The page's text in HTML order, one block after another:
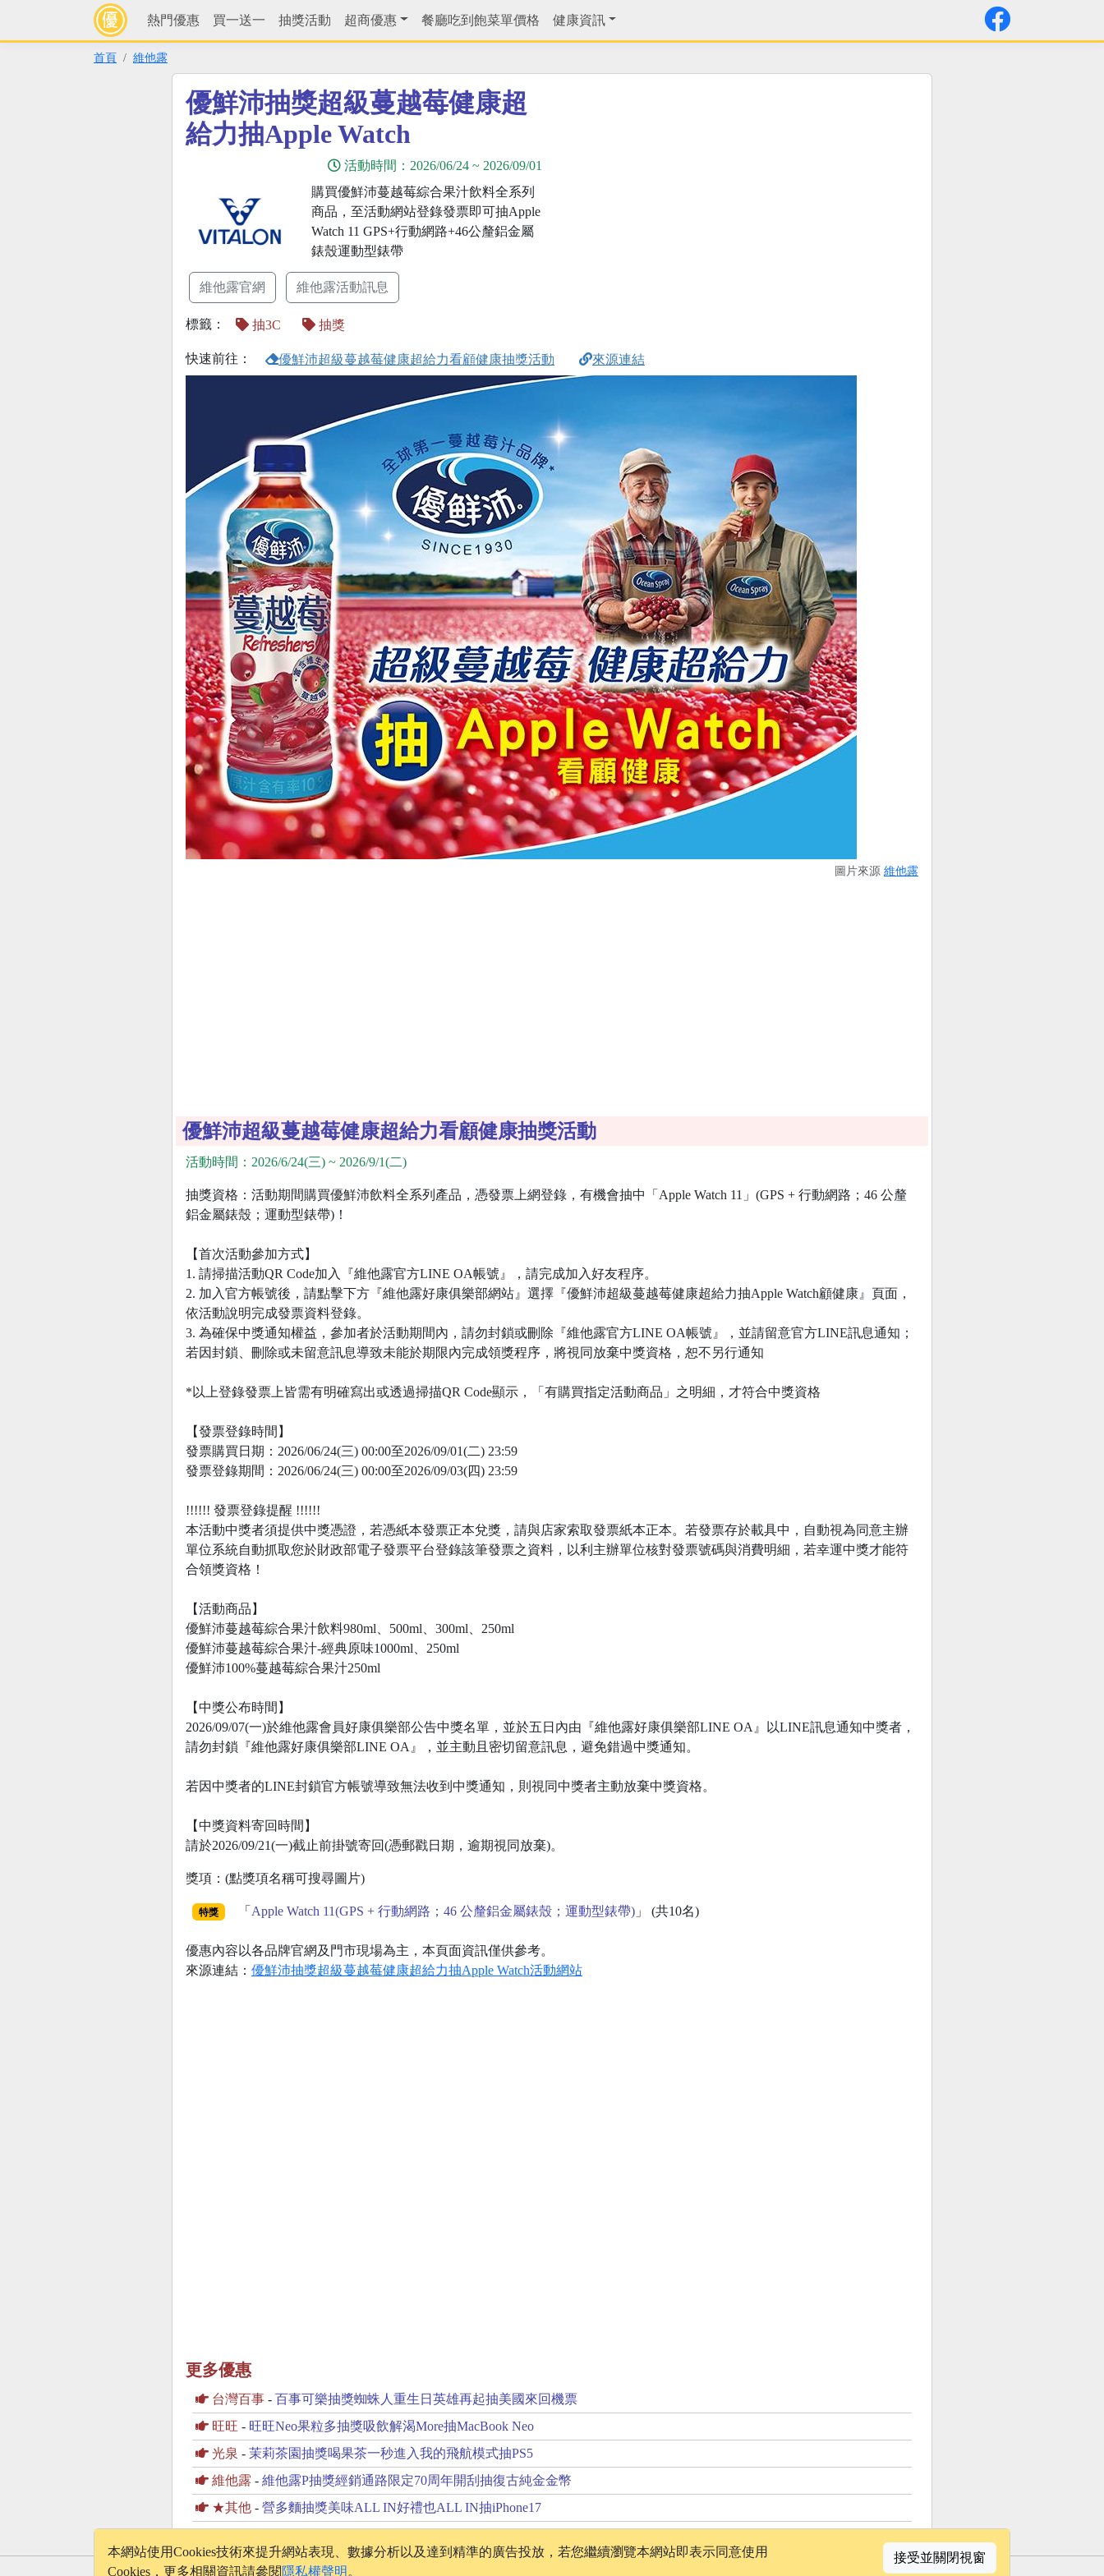
熱門優惠 買一送一 抽獎活動 超商優惠 餐廳吃到飽菜單價格 健康資訊
首頁 維他露
優鮮沛抽獎超級蔓越莓健康超
給力抽Apple Watch
活動時間： 2026/06/24 ~ 2026/09/01
購買優鮮沛蔓越莓綜合果汁飲料全系列
商品，至活動網站登錄發票即可抽Apple
Watch 11 GPS+行動網路+46公釐鋁金屬
錶殼運動型錶帶
維他露官網 維他露活動訊息
標籤： 抽3C 抽獎
快速前往： 優鮮沛超級蔓越莓健康超給力看顧健康抽獎活動 來源連結
圖片來源 維他露
優鮮沛超級蔓越莓健康超給力看顧健康抽獎活動
活動時間：2026/6/24(三) ~ 2026/9/1(二)
抽獎資格：活動期間購買優鮮沛飲料全系列產品，憑發票上網登錄，有機會抽中「Apple Watch 11」(GPS + 行動網路；46 公釐
鋁金屬錶殼；運動型錶帶)！
【首次活動參加方式】
1. 請掃描活動QR Code加入『維他露官方LINE OA帳號』，請完成加入好友程序。
2. 加入官方帳號後，請點擊下方『維他露好康俱樂部網站』選擇『優鮮沛超級蔓越莓健康超給力抽Apple Watch顧健康』頁面，
依活動說明完成發票資料登錄。
3. 為確保中獎通知權益，參加者於活動期間內，請勿封鎖或刪除『維他露官方LINE OA帳號』，並請留意官方LINE訊息通知；
若因封鎖、刪除或未留意訊息導致未能於期限內完成領獎程序，將視同放棄中獎資格，恕不另行通知
*以上登錄發票上皆需有明確寫出或透過掃描QR Code顯示，「有購買指定活動商品」之明細，才符合中獎資格
【發票登錄時間】
發票購買日期：2026/06/24(三) 00:00至2026/09/01(二) 23:59
發票登錄期間：2026/06/24(三) 00:00至2026/09/03(四) 23:59
!!!!!! 發票登錄提醒 !!!!!!
本活動中獎者須提供中獎憑證，若憑紙本發票正本兌獎，請與店家索取發票紙本正本。若發票存於載具中，自動視為同意主辦
單位系統自動抓取您於財政部電子發票平台登錄該筆發票之資料，以利主辦單位核對發票號碼與消費明細，若幸運中獎才能符
合領獎資格！
【活動商品】
優鮮沛蔓越莓綜合果汁飲料980ml、500ml、300ml、250ml
優鮮沛蔓越莓綜合果汁-經典原味1000ml、250ml
優鮮沛100%蔓越莓綜合果汁250ml
【中獎公布時間】
2026/09/07(一)於維他露會員好康俱樂部公告中獎名單，並於五日內由『維他露好康俱樂部LINE OA』以LINE訊息通知中獎者，
請勿封鎖『維他露好康俱樂部LINE OA』，並主動且密切留意訊息，避免錯過中獎通知。
若因中獎者的LINE封鎖官方帳號導致無法收到中獎通知，則視同中獎者主動放棄中獎資格。
【中獎資料寄回時間】
請於2026/09/21(一)截止前掛號寄回(憑郵戳日期，逾期視同放棄)。
獎項：(點獎項名稱可搜尋圖片)
特獎 「 Apple Watch 11(GPS + 行動網路；46 公釐鋁金屬錶殼；運動型錶帶)」 (共10名)
優惠內容以各品牌官網及門市現場為主，本頁面資訊僅供參考。
來源連結： 優鮮沛抽獎超級蔓越莓健康超給力抽Apple Watch活動網站
更多優惠
台灣百事 - 百事可樂抽獎蜘蛛人重生日英雄再起抽美國來回機票
旺旺 - 旺旺Neo果粒多抽獎吸飲解渴More抽MacBook Neo
光泉 - 茉莉茶園抽獎喝果茶一秒進入我的飛航模式抽PS5
維他露 - 維他露P抽獎經銷通路限定70周年開刮抽復古純金金幣
★其他 - 營多麵抽獎美味ALL IN好禮也ALL IN抽iPhone17
本網站使用Cookies技術來提升網站表現、數據分析以及達到精準的廣告投放，若您繼續瀏覽本網站即表示同意使用
Cookies，更多相關資訊請參閱 隱私權聲明 。
接受並關閉視窗